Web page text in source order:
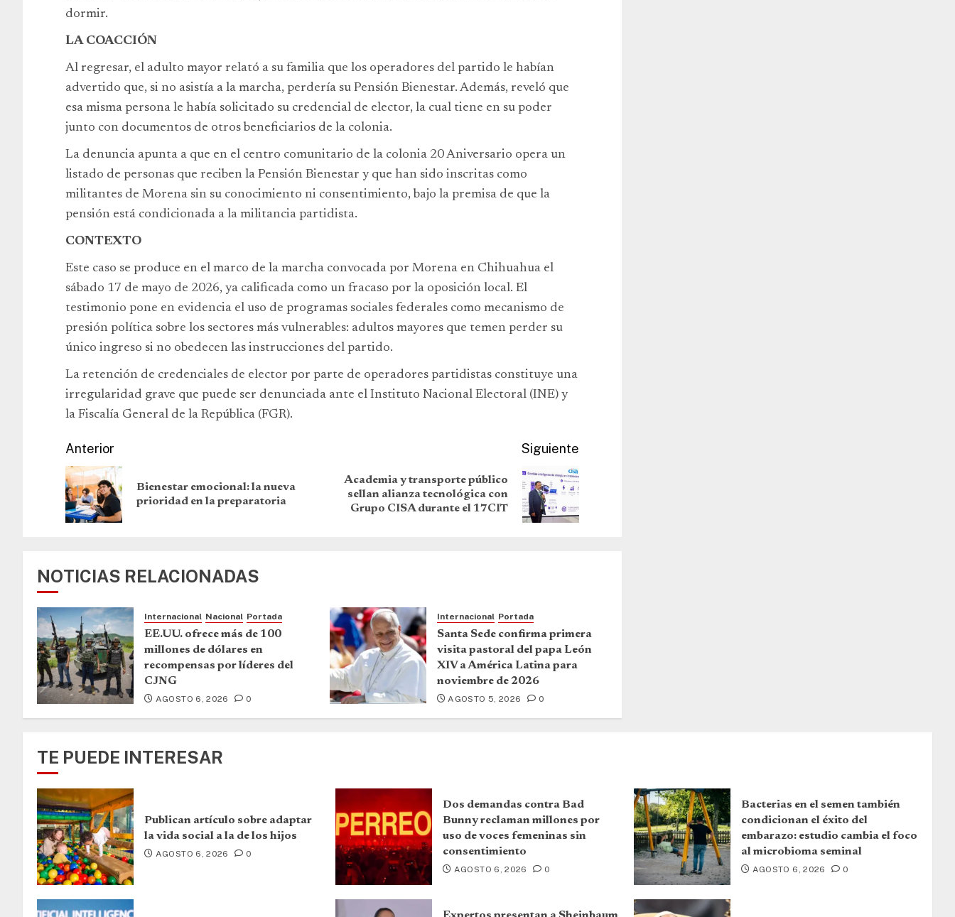
dormir.
LA COACCIÓN
Al regresar, el adulto mayor relató a su familia que los operadores del partido le habían
advertido que, si no asistía a la marcha, perdería su Pensión Bienestar. Además, reveló que
esa misma persona le había solicitado su credencial de elector, la cual tiene en su poder
junto con documentos de otros beneficiarios de la colonia.
La denuncia apunta a que en el centro comunitario de la colonia 20 Aniversario opera un
listado de personas que reciben la Pensión Bienestar y que han sido inscritas como
militantes de Morena sin su conocimiento ni consentimiento, bajo la premisa de que la
pensión está condicionada a la militancia partidista.
CONTEXTO
Este caso se produce en el marco de la marcha convocada por Morena en Chihuahua el
sábado 17 de mayo de 2026, ya calificada como un fracaso por la oposición local. El
testimonio pone en evidencia el uso de programas sociales federales como mecanismo de
presión política sobre los sectores más vulnerables: adultos mayores que temen perder su
único ingreso si no obedecen las instrucciones del partido.
La retención de credenciales de elector por parte de operadores partidistas constituye una
irregularidad grave que puede ser denunciada ante el Instituto Nacional Electoral (INE) y
la Fiscalía General de la República (FGR).
Anterior
Bienestar emocional: la nueva
prioridad en la preparatoria
Siguiente
Academia y transporte público
sellan alianza tecnológica con
Grupo CISA durante el 17CIT
NOTICIAS RELACIONADAS
Internacional Nacional Portada
EE.UU. ofrece más de 100
millones de dólares en
recompensas por líderes del
CJNG
AGOSTO 6, 2026 0
Internacional Portada
Santa Sede confirma primera
visita pastoral del papa León
XIV a América Latina para
noviembre de 2026
AGOSTO 5, 2026 0
TE PUEDE INTERESAR
Publican artículo sobre adaptar
la vida social a la de los hijos
AGOSTO 6, 2026 0
Dos demandas contra Bad
Bunny reclaman millones por
uso de voces femeninas sin
consentimiento
AGOSTO 6, 2026 0
Bacterias en el semen también
condicionan el éxito del
embarazo: estudio cambia el foco
al microbioma seminal
AGOSTO 6, 2026 0